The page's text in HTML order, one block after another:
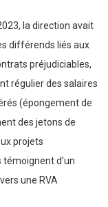
la direction avait
différends liés aux
préjudiciables,
régulier des salaires
(épongement de
des jetons de
projets
d’un
une RVA